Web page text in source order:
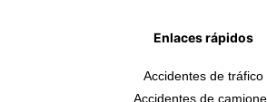
Enlaces rápidos
Accidentes de tráfico
Accidentes de